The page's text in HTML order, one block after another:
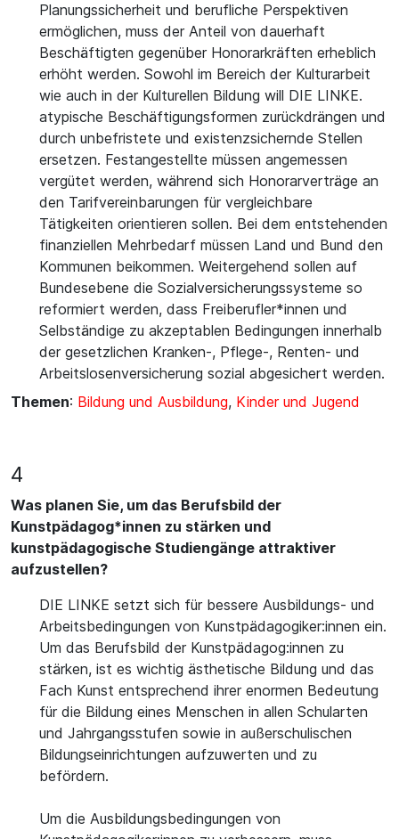
Planungssicherheit und berufliche Perspektiven
ermöglichen, muss der Anteil von dauerhaft
Beschäftigten gegenüber Honorarkräften erheblich
erhöht werden. Sowohl im Bereich der Kulturarbeit
wie auch in der Kulturellen Bildung will DIE LINKE.
atypische Beschäftigungsformen zurückdrängen und
durch unbefristete und existenzsichernde Stellen
ersetzen. Festangestellte müssen angemessen
vergütet werden, während sich Honorarverträge an
den Tarifvereinbarungen für vergleichbare
Tätigkeiten orientieren sollen. Bei dem entstehenden
finanziellen Mehrbedarf müssen Land und Bund den
Kommunen beikommen. Weitergehend sollen auf
Bundesebene die Sozialversicherungssysteme so
reformiert werden, dass Freiberufler*innen und
Selbständige zu akzeptablen Bedingungen innerhalb
der gesetzlichen Kranken-, Pflege-, Renten- und
Arbeitslosenversicherung sozial abgesichert werden.
Themen: Bildung und Ausbildung, Kinder und Jugend
4
Was planen Sie, um das Berufsbild der
Kunstpädagog*innen zu stärken und
kunstpädagogische Studiengänge attraktiver
aufzustellen?
DIE LINKE setzt sich für bessere Ausbildungs- und
Arbeitsbedingungen von Kunstpädagogiker:innen ein.
Um das Berufsbild der Kunstpädagog:innen zu
stärken, ist es wichtig ästhetische Bildung und das
Fach Kunst entsprechend ihrer enormen Bedeutung
für die Bildung eines Menschen in allen Schularten
und Jahrgangsstufen sowie in außerschulischen
Bildungseinrichtungen aufzuwerten und zu
befördern.
Um die Ausbildungsbedingungen von